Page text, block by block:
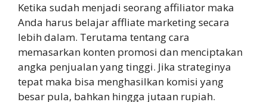
Ketika sudah menjadi seorang affiliator maka
Anda harus belajar affliate marketing secara
lebih dalam. Terutama tentang cara
memasarkan konten promosi dan menciptakan
angka penjualan yang tinggi. Jika strateginya
tepat maka bisa menghasilkan komisi yang
besar pula, bahkan hingga jutaan rupiah.